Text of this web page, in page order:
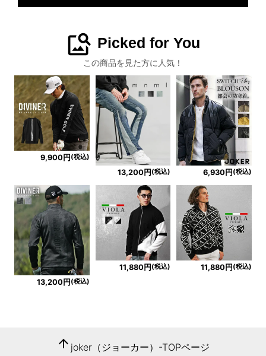
image_search Picked for You
この商品を見た方に人気！
9,900円 (税込)
13,200円 (税込) 6,930円 (税込)
13,200円 (税込)
11,880円 (税込) 11,880円 (税込)
arrow_upward joker（ジョーカー）-TOPページ